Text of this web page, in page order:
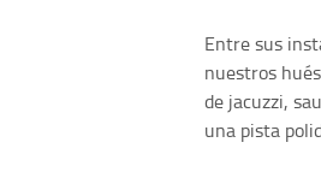
Entre sus
nuestros
de jacuzzi,
una pista